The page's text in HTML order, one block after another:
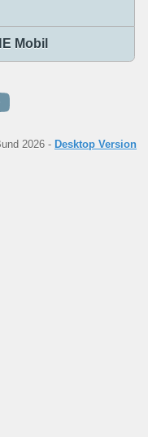
Mobil
2026 - Desktop Version